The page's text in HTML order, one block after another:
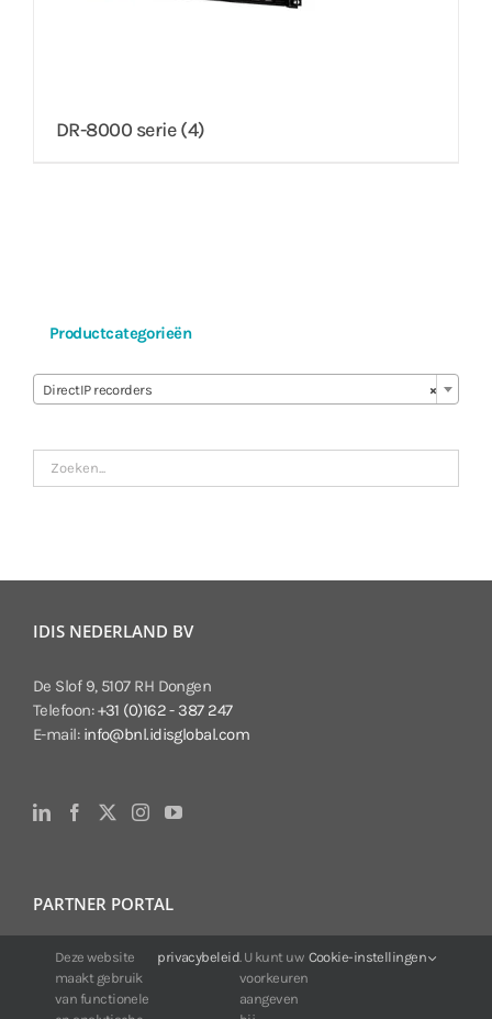
DR-8000 serie(4)
Productcategorieën
×
DirectIP recorders
IDIS NEDERLAND BV
De Slof 9, 5107 RH Dongen
Telefoon:+31 (0)162 - 387 247
E-mail: info@bnl.idisglobal.com
PARTNER PORTAL
Voor klanten van IDIS:
24/7 beschikbaarheid, altijd en overal.
Web:https://portal.idisglobal.solutions
Deze website
maakt gebruik
van functionele
privacybeleid. U kunt uw
voorkeuren
aangeven
Cookie-instellingen